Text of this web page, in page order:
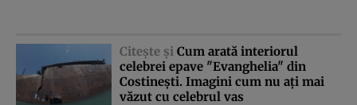
Citeşte şi Cum arată interiorul
celebrei epave "Evanghelia" din
Costineşti. Imagini cum nu aţi mai
văzut cu celebrul vas